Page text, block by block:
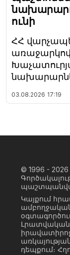
ունի
ՀՀ
03.08.2026 17:19
© 1996 - 2026
Կայքում
Լրատվական
դեպքում։